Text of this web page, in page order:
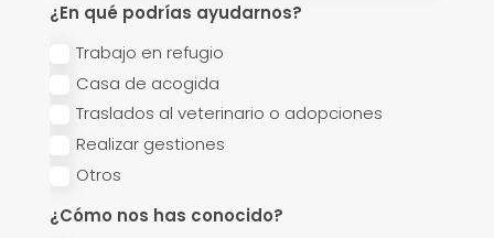
¿En qué podrías ayudarnos?
Trabajo en refugio
Casa de acogida
Traslados al veterinario o adopciones
Realizar gestiones
Otros
¿Cómo nos has conocido?